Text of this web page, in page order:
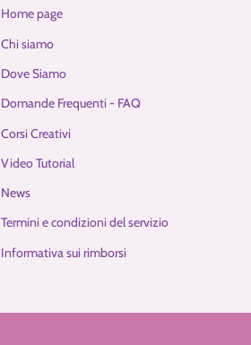
Home page
Chi siamo
Dove Siamo
Domande Frequenti - FAQ
Corsi Creativi
Video Tutorial
News
Termini e condizioni del servizio
Informativa sui rimborsi